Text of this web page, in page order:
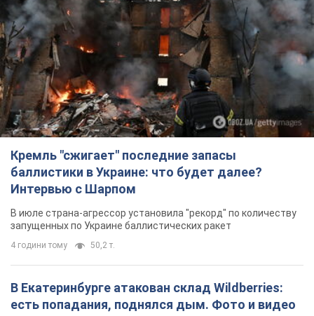
4 години тому 50,2 т.
В Екатеринбурге атакован склад Wildberries:
есть попадания, поднялся дым. Фото и видео
Россиянам не помогла даже работа ПВО
4 години тому 9,2 т.
"Замечательный отец": в сети рассказали о
мужчине, которого Россия убила ударом по
Броварам. Фото
2 години тому 1,4 т.